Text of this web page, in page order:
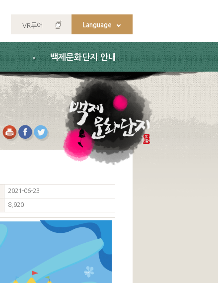
VR투어 Language
백제문화단지 안내
2021-06-23
8,920